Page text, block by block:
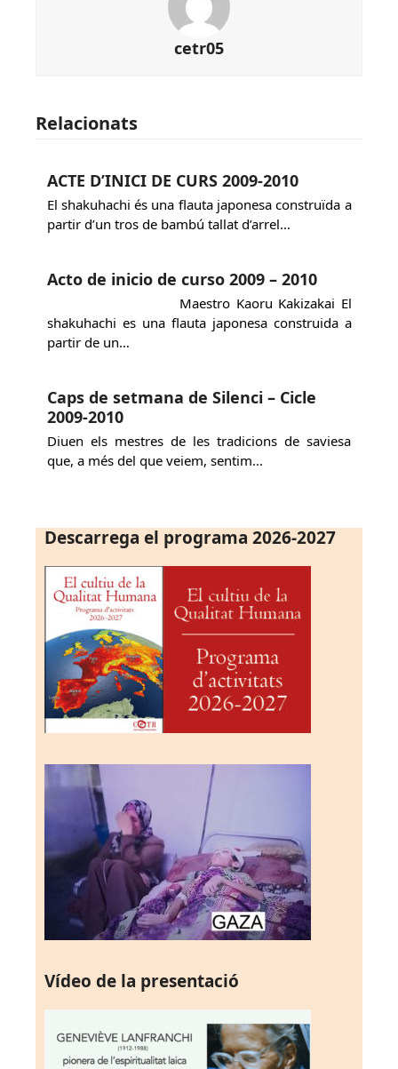
cetr05
Relacionats
ACTE D’INICI DE CURS 2009-2010
El shakuhachi és una flauta japonesa construïda a
partir d’un tros de bambú tallat d’arrel…
Acto de inicio de curso 2009 – 2010
Maestro Kaoru Kakizakai El
shakuhachi es una flauta japonesa construida a
partir de un…
Caps de setmana de Silenci – Cicle
2009-2010
Diuen els mestres de les tradicions de saviesa
que, a més del que veiem, sentim…
Descarrega el programa 2026-2027
Vídeo de la presentació